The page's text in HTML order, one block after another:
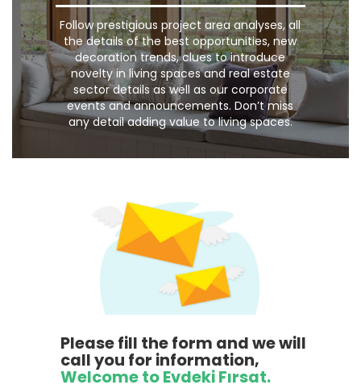
Follow prestigious project area analyses, all
the details of the best opportunities, new
decoration trends, clues to introduce
novelty in living spaces and real estate
sector details as well as our corporate
events and announcements. Don’t miss
any detail adding value to living spaces.
Please fill the form and we will
call you for information,
Welcome to Evdeki Fırsat.